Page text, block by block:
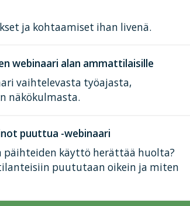
ja kohtaamiset ihan livenä.
webinaari alan ammattilaisille
vaihtelevasta työajasta,
näkökulmasta.
puuttua -webinaari
käyttö herättää huolta?
puututaan oikein ja miten